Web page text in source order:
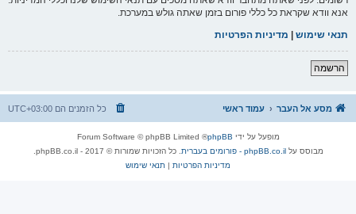
אנא וודא שקראת כל כללי פורום בזמן שאתה גולש במערכת.
תנאי שימוש | מדיניות הפרטיות
הרשמה
מסע אל העבר עמוד ראשי כל הזמנים הם UTC+03:00
מופעל על ידי phpBB
® Forum Software © phpBB Limited
מבוסס עלphpBB.co.il - פורומים בעברית
. כל הזכויות שמורות © 2017 - phpBB.co.il.
מדיניות הפרטיות | תנאי שימוש